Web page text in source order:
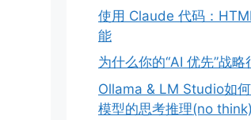
使用 Claude 代码：
能
为什么你的“AI 优先”战略
Ollama & LM Studio如
模型的思考推理(no